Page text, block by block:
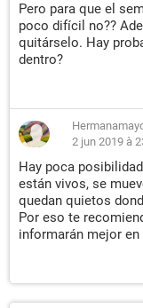
Pero para que el
poco difícil no??
quitárselo. Hay
dentro?
2 jun 2019 à
Hay poca
están vivos, se
quedan quietos
Por eso te
informarán mejor